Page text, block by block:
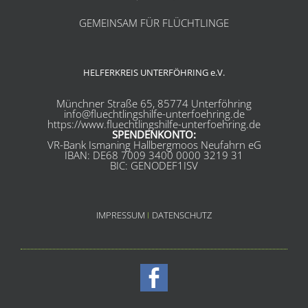
GEMEINSAM FÜR FLÜCHTLINGE
HELFERKREIS UNTERFÖHRING e.V.
Münchner Straße 65, 85774 Unterföhring
info@fluechtlingshilfe-unterfoehring.de
https://www.fluechtlingshilfe-unterfoehring.de
SPENDENKONTO:
VR-Bank Ismaning Hallbergmoos Neufahrn eG
IBAN: DE68 7009 3400 0000 3219 31
BIC: GENODEF1ISV
IMPRESSUM I DATENSCHUTZ